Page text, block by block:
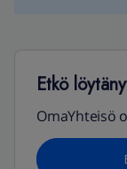
Etkö
OmaYhteisö